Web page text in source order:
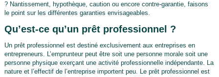
? Nantissement, hypothèque, caution ou encore contre-garantie, faisons
le point sur les différentes garanties envisageables.
Qu’est-ce qu’un prêt professionnel ?
Un prêt professionnel est destiné exclusivement aux entreprises en
entrepreneurs. L’emprunteur peut être soit une personne morale soit une
personne physique exerçant une activité professionnelle indépendante. La
nature et l’effectif de l’entreprise importent peu. Le prêt professionnel est